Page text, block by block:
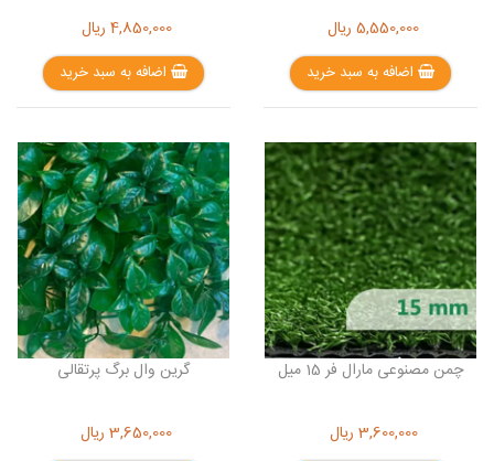
5,550,000 ریال
اضافه به سبد خرید
4,850,000 ریال
اضافه به سبد خرید
چمن مصنوعی مارال فر 15 میل
3,600,000 ریال
گرین وال برگ پرتقالی
3,650,000 ریال